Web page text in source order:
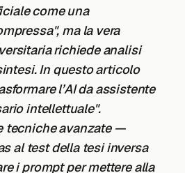
come una
ma la vera
richiede analisi
In questo articolo
l’AI da assistente
intellettuale".
tecniche avanzate —
al test della tesi inversa
i prompt per mettere alla